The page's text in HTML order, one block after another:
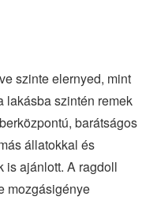
szinte elernyed, mint
lakásba szintén remek
barátságos
állatokkal és
is ajánlott. A ragdoll
mozgásigénye